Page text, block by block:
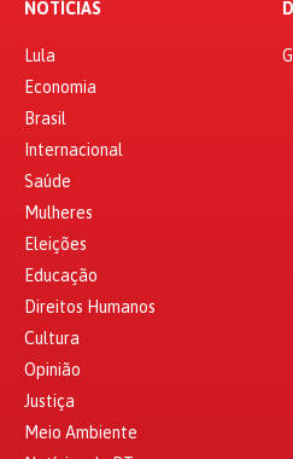
NOTÍCIAS
Lula
Economia
Brasil
Internacional
Saúde
Mulheres
Eleições
Educação
Direitos Humanos
Cultura
Opinião
Justiça
Meio Ambiente